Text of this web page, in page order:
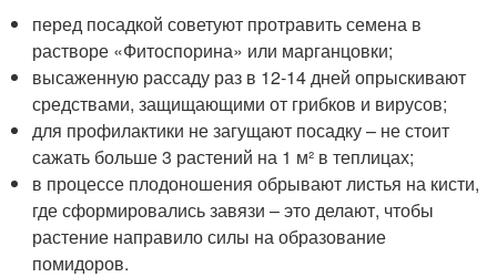
перед посадкой советуют протравить семена в
растворе «Фитоспорина» или марганцовки;
высаженную рассаду раз в 12-14 дней опрыскивают
средствами, защищающими от грибков и вирусов;
для профилактики не загущают посадку – не стоит
сажать больше 3 растений на 1 м² в теплицах;
в процессе плодоношения обрывают листья на кисти,
где сформировались завязи – это делают, чтобы
растение направило силы на образование
помидоров.